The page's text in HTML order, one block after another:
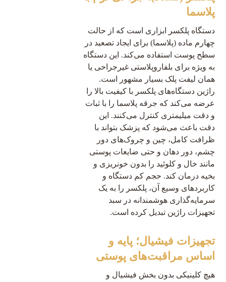
پلاسما
دستگاه پلکسر ابزاری است که از حالت
چهارم ماده (پلاسما) برای ایجاد تصعید در
سطح پوست استفاده می‌کند. این دستگاه
به ویژه برای بلفاروپلاستی غیرجراحی یا
همان لیفت پلک بسیار مشهور است.
راژین دستگاه‌های پلکسر با کیفیت بالا را
عرضه می‌کند که جرقه پلاسما را با ثبات
و دقت میلیمتری کنترل می‌کنند. این
دقت باعث می‌شود که پزشک بتواند با
ظرافت کامل، چین و چروک‌های دور
چشم، دور دهان و حتی ضایعات پوستی
مانند خال و کلوئید را بدون خونریزی و
بخیه درمان کند. حجم کم دستگاه و
کاربردهای وسیع آن، پلکسر را به یک
سرمایه‌گذاری هوشمندانه در سبد
تجهیزات راژین تبدیل کرده است.
تجهیزات فیشیال؛ پایه و
اساس مراقبت‌های پوستی
هیچ کلینیکی بدون بخش فیشیال و